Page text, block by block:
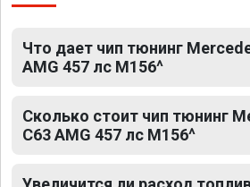
Что дает чип тюнинг
AMG 457 лс M156^
Сколько стоит чип тюнинг
C63 AMG 457 лс M156^